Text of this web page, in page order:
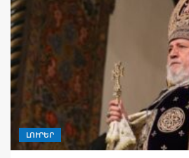
ԼՈՒՐԵՐ